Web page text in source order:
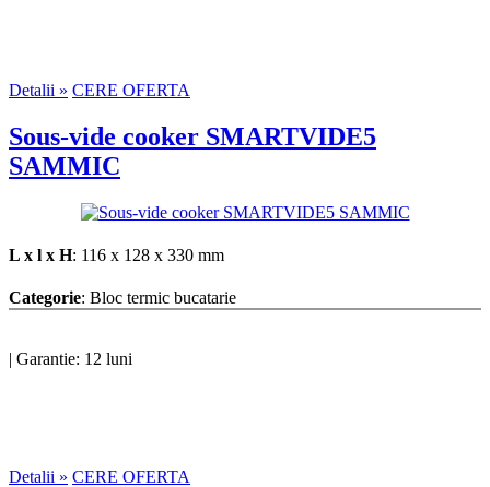
Detalii » CERE OFERTA
Sous-vide cooker SMARTVIDE5
SAMMIC
L x l x H: 116 x 128 x 330 mm
Categorie: Bloc termic bucatarie
| Garantie: 12 luni
Detalii » CERE OFERTA